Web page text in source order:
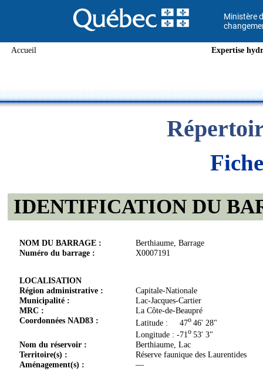
Ministère
Accueil Expertise
IDENTIFICATION DU
NOM DU BARRAGE :
Berthiaume, Barrage
Numéro du barrage :
X0007191
LOCALISATION
Région administrative :
Capitale-Nationale
Municipalité :
Lac-Jacques-Cartier
MRC :
La Côte-de-Beaupré
Coordonnées NAD83 :
Latitude : 47o 46' 28"
Longitude : -71o 53' 3"
Nom du réservoir :
Berthiaume, Lac
Territoire(s) :
Réserve faunique des Laurentides
Aménagement(s) :
—